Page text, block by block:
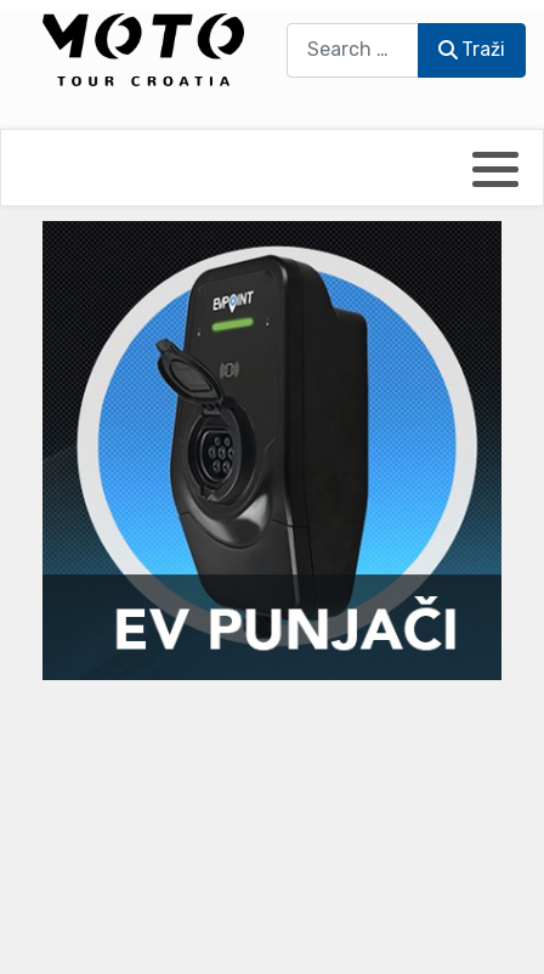
Traži
UmPaDrum
Moto servisi
Impressum
Damir Žerić - ELPASSO
Dario Dinter - Moto TOZ
Igor Kreč - UmPaDrum
Igor Kukec Brmbi
Slaven Gajdek
MTC - Moto Tour Croatia
Moto putopisi
Vikend vožnje
Zanimljivost
Najave i noviteti